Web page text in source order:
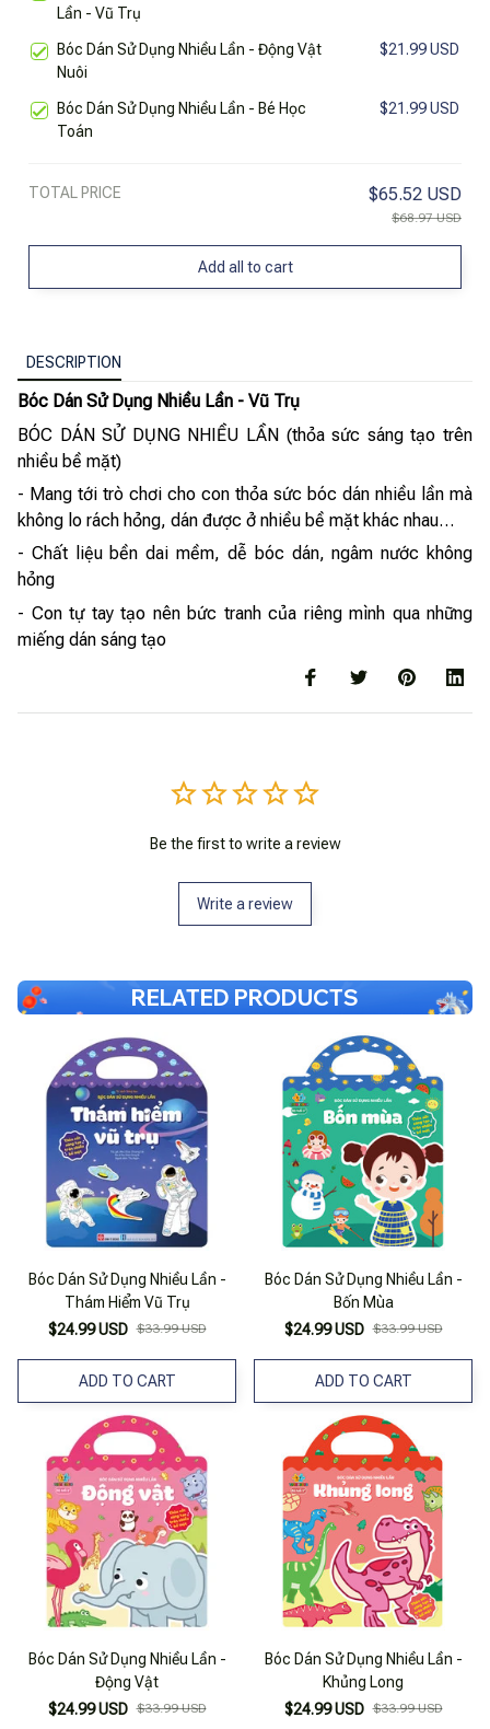
Lần - Vũ Trụ
Bóc Dán Sử Dụng Nhiều Lần - Động Vật
Nuôi
$21.99 USD
Bóc Dán Sử Dụng Nhiều Lần - Bé Học
Toán
$21.99 USD
TOTAL PRICE $65.52 USD
$68.97 USD
Add all to cart
DESCRIPTION
Bóc Dán Sử Dụng Nhiều Lần - Vũ Trụ
BÓC DÁN SỬ DỤNG NHIỀU LẦN (thỏa sức sáng tạo trên
nhiều bề mặt)
- Mang tới trò chơi cho con thỏa sức bóc dán nhiều lần mà
không lo rách hỏng, dán được ở nhiều bề mặt khác nhau…
- Chất liệu bền dai mềm, dễ bóc dán, ngâm nước không
hỏng
- Con tự tay tạo nên bức tranh của riêng mình qua những
miếng dán sáng tạo
Be the first to write a review
Write a review
RELATED PRODUCTS
Bóc Dán Sử Dụng Nhiều Lần -
Thám Hiểm Vũ Trụ
$24.99 USD $33.99 USD
ADD TO CART
Bóc Dán Sử Dụng Nhiều Lần -
Bốn Mùa
$24.99 USD $33.99 USD
ADD TO CART
Bóc Dán Sử Dụng Nhiều Lần -
Động Vật
$24.99 USD $33.99 USD
Bóc Dán Sử Dụng Nhiều Lần -
Khủng Long
$24.99 USD $33.99 USD